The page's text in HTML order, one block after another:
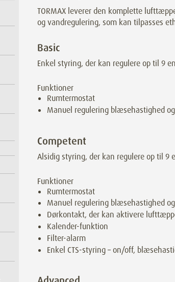
TORMAX leverer den komplette
og vandregulering, som kan tilpasses
Basic
Enkel styring, der kan regulere op til 9
Funktioner
Rumtermostat
Manuel regulering blæsehastighed
Competent
Alsidig styring, der kan regulere op til 9
Funktioner
Rumtermostat
Manuel regulering blæsehastighed
Dørkontakt, der kan aktivere
Kalender-funktion
Filter-alarm
Enkel CTS-styring – on/off,